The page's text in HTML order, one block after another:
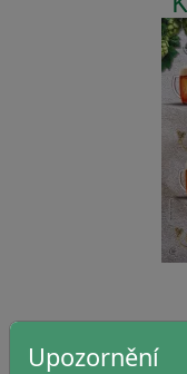
Upozornění